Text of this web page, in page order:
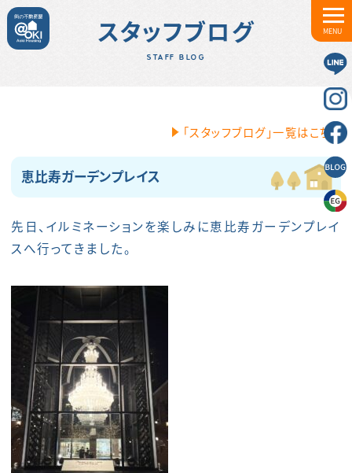
MENU
スタッフブログ
STAFF BLOG
「スタッフブログ」一覧はこちら
恵比寿ガーデンプレイス
先日、イルミネーションを楽しみに恵比寿ガーデンプレイ
スへ行ってきました。